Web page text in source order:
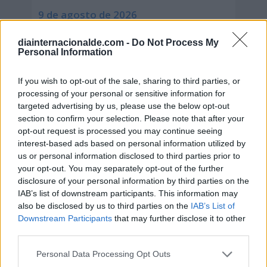
diainternacionalde.com - Do Not Process My
Personal Information
If you wish to opt-out of the sale, sharing to third parties, or
processing of your personal or sensitive information for
targeted advertising by us, please use the below opt-out
section to confirm your selection. Please note that after your
opt-out request is processed you may continue seeing
interest-based ads based on personal information utilized by
us or personal information disclosed to third parties prior to
your opt-out. You may separately opt-out of the further
disclosure of your personal information by third parties on the
IAB’s list of downstream participants. This information may
also be disclosed by us to third parties on the IAB’s List of
Downstream Participants that may further disclose it to other
Personal Data Processing Opt Outs
9 de agosto de 2026
Secciones destacadas